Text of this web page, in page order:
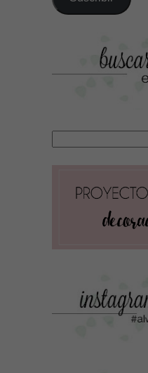
electrónico